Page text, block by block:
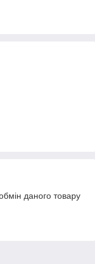
даного товару